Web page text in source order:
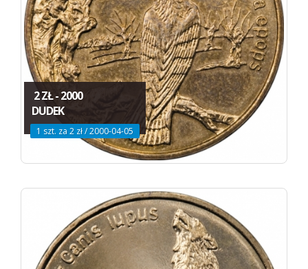
2 ZŁ - 2000
DUDEK
1 szt. za 2 zł / 2000-04-05